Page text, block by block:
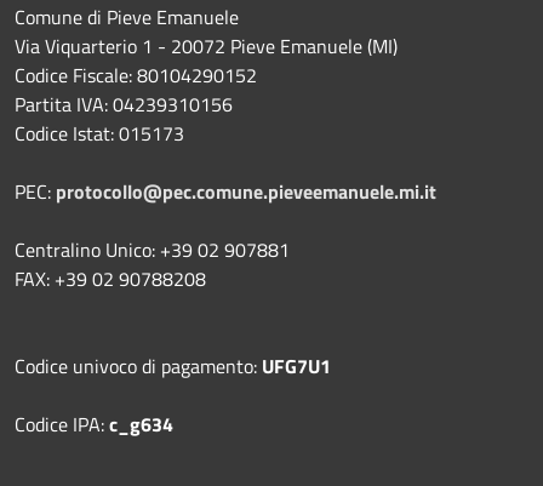
Comune di Pieve Emanuele
Via Viquarterio 1 - 20072 Pieve Emanuele (MI)
Codice Fiscale: 80104290152
Partita IVA: 04239310156
Codice Istat: 015173
PEC: protocollo@pec.comune.pieveemanuele.mi.it
Centralino Unico: +39 02 907881
FAX: +39 02 90788208
Codice univoco di pagamento: UFG7U1
Codice IPA:c_g634